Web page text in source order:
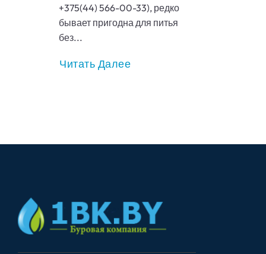
+375(44) 566-00-33), редко
бывает пригодна для питья
без...
Читать Далее